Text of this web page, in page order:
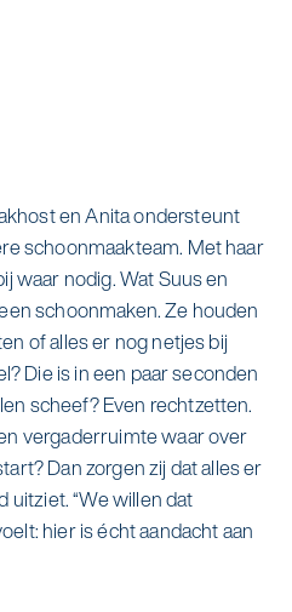
en Anita ondersteunt
schoonmaakteam. Met haar
waar nodig. Wat Suus en
schoonmaken. Ze houden
of alles er nog netjes bij
Die is in een paar seconden
scheef? Even rechtzetten.
vergaderruimte waar over
Dan zorgen zij dat alles er
uitziet. “We willen dat
hier is écht aandacht aan